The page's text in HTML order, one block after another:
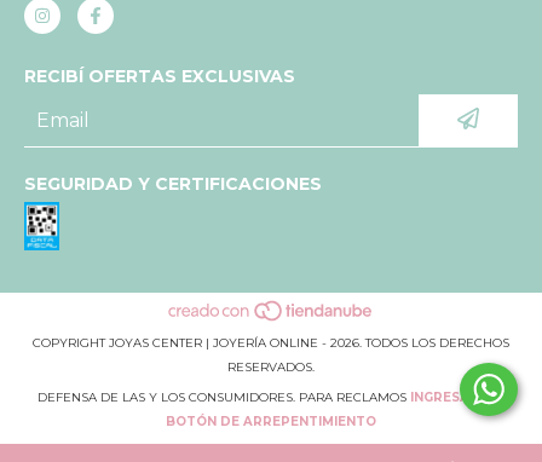
RECIBÍ OFERTAS EXCLUSIVAS
SEGURIDAD Y CERTIFICACIONES
COPYRIGHT JOYAS CENTER | JOYERÍA ONLINE - 2026. TODOS LOS DERECHOS
RESERVADOS.
DEFENSA DE LAS Y LOS CONSUMIDORES. PARA RECLAMOS INGRESÁ ACÁ.
BOTÓN DE ARREPENTIMIENTO